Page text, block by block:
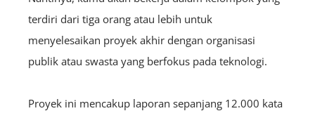
terdiri dari tiga orang atau lebih untuk
menyelesaikan proyek akhir dengan organisasi
publik atau swasta yang berfokus pada teknologi.
Proyek ini mencakup laporan sepanjang 12.000 kata